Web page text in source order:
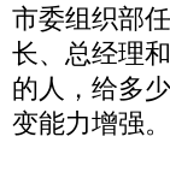
市委组织部
长、总经理
的人，给多
变能力增强